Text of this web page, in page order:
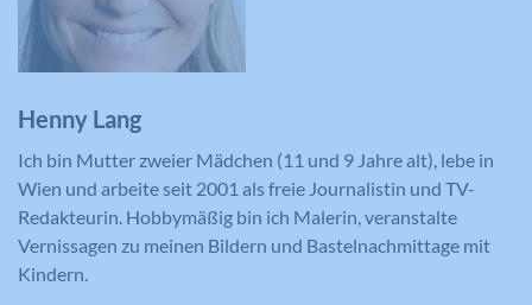
Henny Lang
Ich bin Mutter zweier Mädchen (11 und 9 Jahre alt), lebe in
Wien und arbeite seit 2001 als freie Journalistin und TV-
Redakteurin. Hobbymäßig bin ich Malerin, veranstalte
Vernissagen zu meinen Bildern und Bastelnachmittage mit
Kindern.